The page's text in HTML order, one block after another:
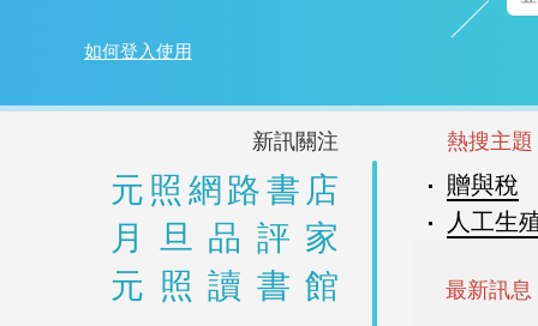
如何登入使用
新訊關注 熱搜主題
元照網路書店
月旦品評家
元照讀書館
贈與稅
人工生
最新訊息